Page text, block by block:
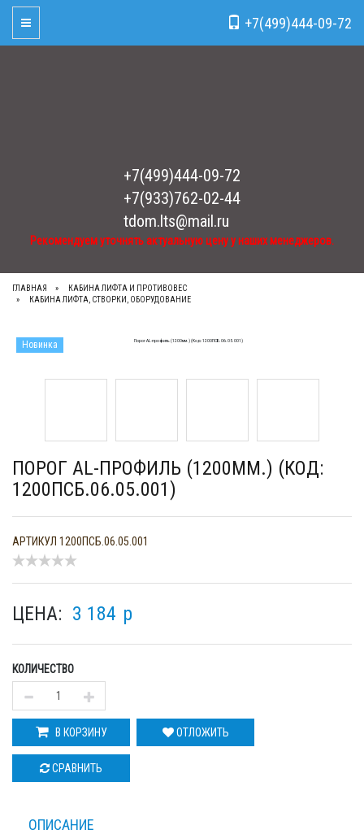
Рекомендуем уточнять актуальную цену у наших менеджеров.
+7(499)444-09-72
+7(933)762-02-44
tdom.lts@mail.ru
Рекомендуем уточнять актуальную цену у наших менеджеров.
+7(499)444-09-72
Toggle Navigation
ГЛАВНАЯ
КАБИНА ЛИФТА И ПРОТИВОВЕС
КАБИНА ЛИФТА, СТВОРКИ, ОБОРУДОВАНИЕ
Новинка
ПОРОГ AL-ПРОФИЛЬ (1200ММ.) (КОД:
1200ПСБ.06.05.001)
АРТИКУЛ 1200ПСБ.06.05.001
ЦЕНА: 3 184 p
КОЛИЧЕСТВО
В КОРЗИНУ ОТЛОЖИТЬ
СРАВНИТЬ
ОПИСАНИЕ